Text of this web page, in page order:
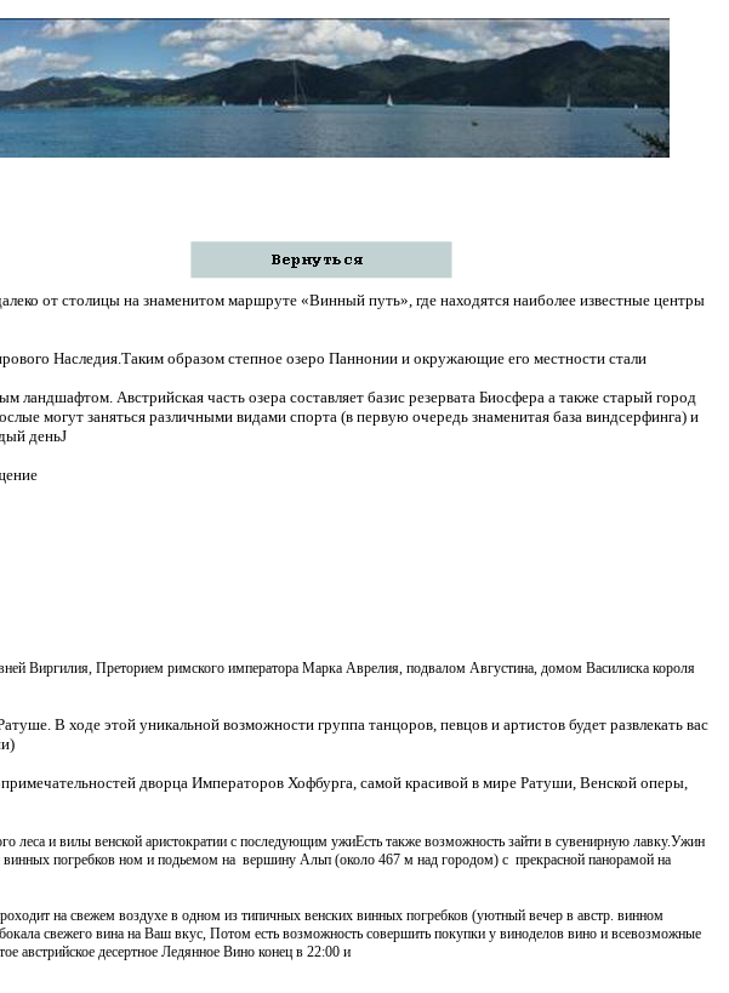
от столицы на знаменитом маршруте «Винный путь», где находятся наиболее известные центры
Наследия.Таким образом степное озеро Паннонии и окружающие его местности стали
ландшафтом. Австрийская часть озера составляет базис резервата Биосфера а также старый город
могут заняться различными видами спорта (в первую очередь знаменитая база виндсерфинга) и
деньJ
Виргилия, Преторием римского императора Марка Аврелия, подвалом Августина, домом Василиска короля
В ходе этой уникальной возможности группа танцоров, певцов и артистов будет развлекать вас
дворца Императоров Хофбурга, самой красивой в мире Ратуши, Венской оперы,
леса и вилы венской аристократии с последующим ужиЕсть также возможность зайти в сувенирную лавку.Ужин
погребков ном и подьемом на вершину Альп (около 467 м над городом) с прекрасной панорамой на
на свежем воздухе в одном из типичных венских винных погребков (уютный вечер в австр. винном
свежего вина на Ваш вкус, Потом есть возможность совершить покупки у виноделов вино и всевозможные
австрийское десертное Ледянное Вино конец в 22:00 и